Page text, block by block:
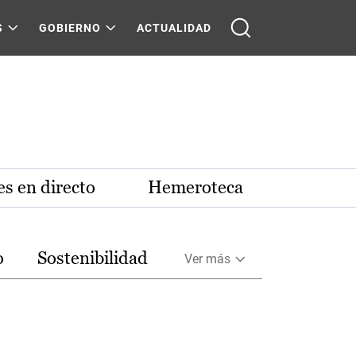
GOBIERNO ACTUALIDAD
en directo Hemeroteca
Sostenibilidad Ver más